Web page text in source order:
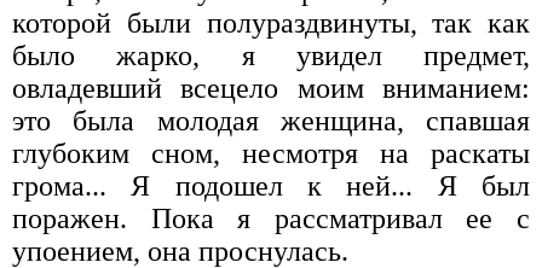
которой были полураздвинуты, так как
было жарко, я увидел предмет,
овладевший всецело моим вниманием:
это была молодая женщина, спавшая
глубоким сном, несмотря на раскаты
грома... Я подошел к ней... Я был
поражен. Пока я рассматривал ее с
упоением, она проснулась.